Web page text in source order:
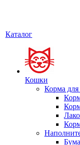
Каталог
Кошки
Корма